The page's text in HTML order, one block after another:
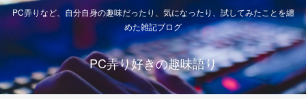
PC弄りなど、自分自身の趣味だったり、気になったり、試してみたことを纏
めた雑記ブログ
PC弄り好きの趣味語り